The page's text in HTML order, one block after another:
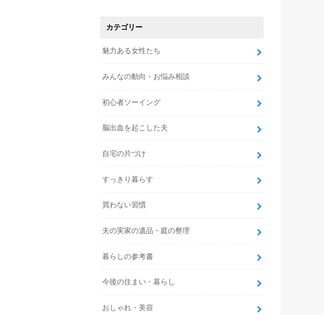
カテゴリー
魅力ある女性たち
みんなの動向・お悩み相談
初心者ソーイング
脳出血を起こした夫
自宅の片づけ
すっきり暮らす
買わない習慣
夫の実家の遺品・庭の整理
暮らしの参考書
今後の住まい・暮らし
おしゃれ・美容